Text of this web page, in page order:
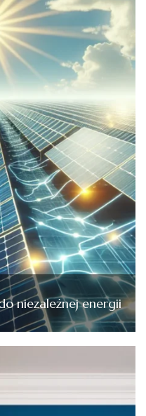
niezależnej energii